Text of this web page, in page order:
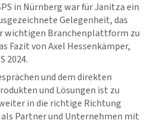
in Nürnberg war für Janitza ein
Gelegenheit, das
wichtigen Branchenplattform zu
Fazit von Axel Hessenkämper,
2024.
und dem direkten
und Lösungen ist zu
in die richtige Richtung
Partner und Unternehmen mit